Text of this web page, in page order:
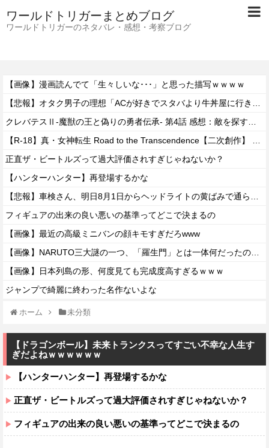
ワールドトリガーまとめブログ
ワールドトリガーのネタバレ・感想・考察ブログ
【画像】漫画読んでて「生々しいな･･･」と思った描写ｗｗｗｗ
正直ザ・ビートルズって過大評価されすぎじゃねないか？
【ハンターハンター】再登場するかな
フィギュアの出来の良い悪いの基準ってどこで決まるの
【画像】最近の高級ミニバンの顔キモすぎだろwww
【画像】日本列島の形、何度見ても完成度高すぎるｗｗｗ
ジャンプで綺麗に終わった名作ないよな
ホーム 未分類
【ドラゴンボール】未来トランクスってすごい不幸な人生す
ぎだよねｗｗｗｗｗｗ
【ハンターハンター】再登場するかな
正直ザ・ビートルズって過大評価されすぎじゃねないか？
フィギュアの出来の良い悪いの基準ってどこで決まるの